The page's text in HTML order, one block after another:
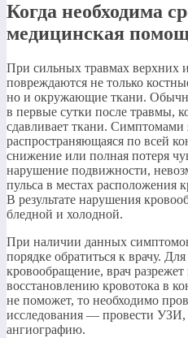
Когда необходима
медицинская
При сильных травмах верхних
повреждаются не только
но и окружающие ткани.
в первые сутки после травмы,
сдавливает ткани. Симптомами
распространяющаяся по всей
снижение или полная потеря
нарушение подвижности,
пульса в местах расположения
В результате нарушения
бледной и холодной.
При наличии данных
порядке обратиться к врачу.
кровообращение, врач
восстановлению кровотока в
не поможет, то необходимо
исследования — провести УЗИ,
ангиографию.